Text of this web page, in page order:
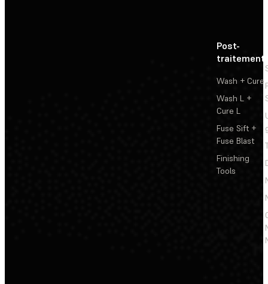
Post-
traitement
Wash + Cure
Wash L +
Cure L
Fuse Sift +
Fuse Blast
Finishing
Tools